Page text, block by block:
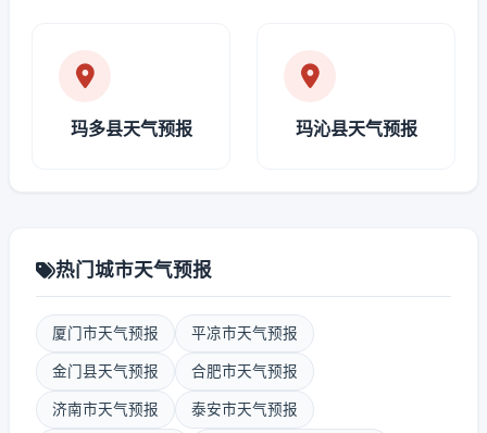
玛多县天气预报 玛沁县天气预报
热门城市天气预报
厦门市天气预报 平凉市天气预报
金门县天气预报 合肥市天气预报
济南市天气预报 泰安市天气预报